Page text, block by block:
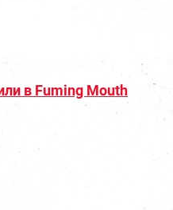
в Fuming Mouth